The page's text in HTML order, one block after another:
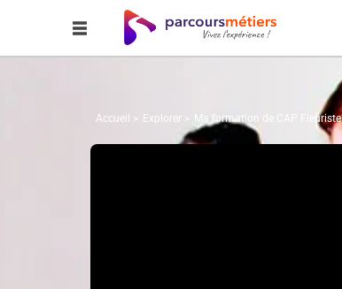
Accueil Explorer Ma formation de CAP Fleuriste